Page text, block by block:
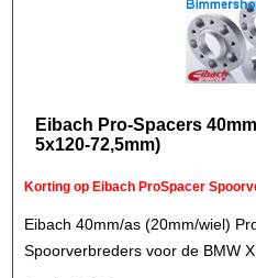
Eibach Pro-Spacers
5x120-72,5mm)
Korting op Eibach ProSpacer
Eibach 40mm/as (20mm/wiel)
Spoorverbreders voor de BMW